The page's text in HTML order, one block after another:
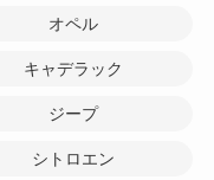
オペル
キャデラック
ジープ
シトロエン